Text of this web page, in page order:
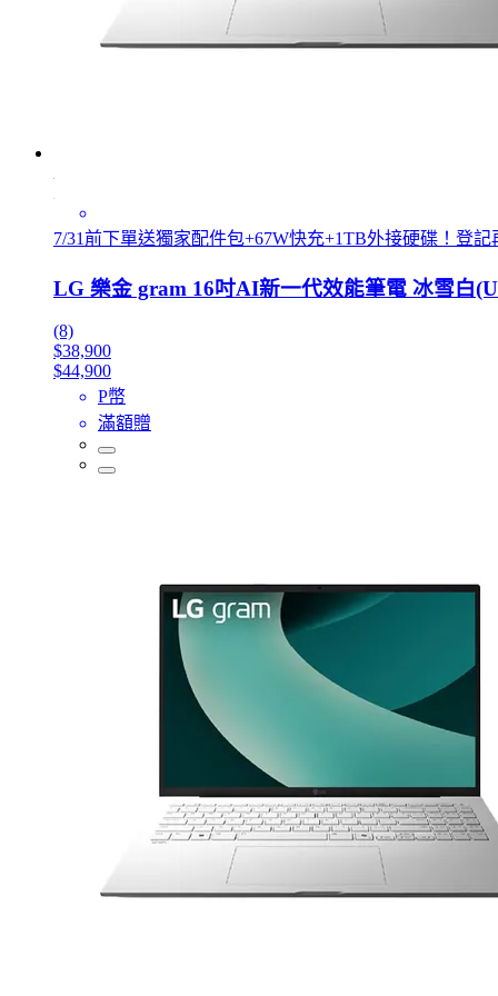
7/31前下單送獨家配件包+67W快充+1TB外接硬碟！登記
LG 樂金 gram 16吋AI新一代效能筆電 冰雪白
(8)
$38,900
$44,900
P幣
滿額贈